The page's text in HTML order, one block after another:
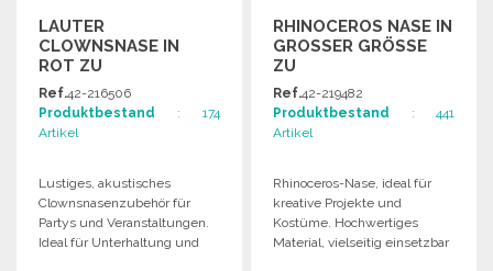
LAUTER
CLOWNSNASE IN
ROT ZU
GROSSHANDELSPREISEN
Ref.42-216506
Produktbestand : 174
Artikel
Lustiges, akustisches
Clownsnasenzubehör für
Partys und Veranstaltungen.
Ideal für Unterhaltung und
RHINOCEROS NASE IN
GROSSER GRÖSSE ZU
GR
OSSHANDELSPREISEN
Ref.42-219482
Produktbestand : 441
Artikel
Rhinoceros-Nase, ideal für
kreative Projekte und
Kostüme. Hochwertiges
Material, vielseitig einsetzbar